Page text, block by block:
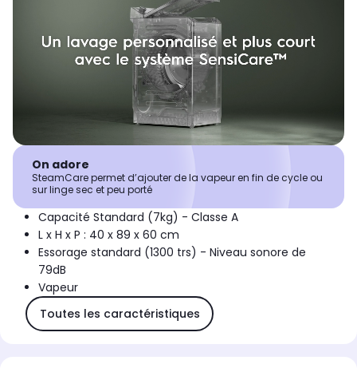
On adore
SteamCare permet d’ajouter de la vapeur en fin de cycle ou
sur linge sec et peu porté
Capacité Standard (7kg) - Classe A
L x H x P : 40 x 89 x 60 cm
Essorage standard (1300 trs) - Niveau sonore de
79dB
Vapeur
Toutes les caractéristiques